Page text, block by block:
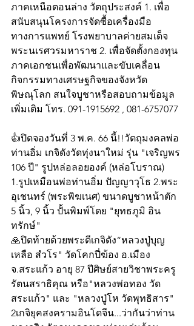
ภาคเหนือตอนล่าง วัตถุประสงค์ 1. เพื่อ
สนับสนุนโครงการจัดซื้อเครื่องมือ
ทางการแพทย์ โรงพยาบาลค่ายสมเด็จ
พระนเรศวรมหาราช 2. เพื่อจัดตั้งกองทุน
ภาคเอกชนเพื่อพัฒนาและขับเคลื่อน
กิจกรรมทางเศรษฐกิจของจังหวัด
พิษณุโลก สนใจบูชาหรือสอบถามข้อมูล
เพิ่มเติม โทร. 091-1915692 , 081-6757077
👍ปิดจองวันที่ 3 พ.ค. 66 นี้!!วัตถุมงคลพ่อ
ท่านอิ่ม เกจิดังวัดทุ่งนาใหม่ รุ่น "เจริญพร
106 ปี" รูปหล่อลอยองค์ (หล่อโบราณ)
1.รูปเหมือนพ่อท่านอิ่ม ปัญญาวุโธ 2.พระ
อุเชนทร์ (พระพิฆเนศ) ขนาดบูชาหน้าตัก
5 นิ้ว, 9 นิ้ว ปั้นพิมพ์โดย "ยุทธภูมิ อิน
ทรักษ์"
🙏ปิดท้ายด้วยพระดีเกจิดัง“หลวงปู่บุญ
เหลือ สํวโร" วัดโคกปี่ฆ้อง อ.เมือง
จ.สระแก้ว อายุ 87 ปีศิษย์สายวิชาพระครู
รัตนสราธิคุณ หรือ"หลวงพ่อทอง วัด
สระแก้ว" และ "หลวงปู่โห วัดพุทธิสาร"
2เกจิยุคสงครามอินโดจีน...ว่ากันว่าท่าน